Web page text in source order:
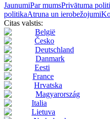
JaunumiPar mumsPrivātuma
politikaAtruna un ierobežojumi
Citas valstis:
België
Česko
Deutschland
Danmark
Eesti
France
Hrvatska
Magyarország
Italia
Lietuva